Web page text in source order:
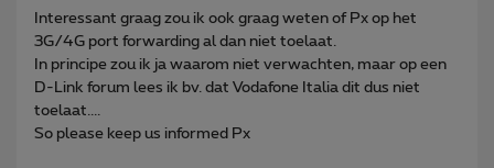
Interessant graag zou ik ook graag weten of Px op het
3G/4G port forwarding al dan niet toelaat.
In principe zou ik ja waarom niet verwachten, maar op een
D-Link forum lees ik bv. dat Vodafone Italia dit dus niet
toelaat....
So please keep us informed Px